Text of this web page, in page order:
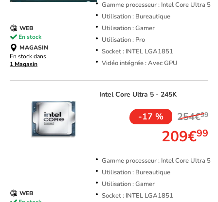
Gamme processeur : Intel Core Ultra 5
Utilisation : Bureautique
Utilisation : Gamer
Utilisation : Pro
Socket : INTEL LGA1851
Vidéo intégrée : Avec GPU
WEB
En stock
MAGASIN
En stock dans
1 Magasin
IntelCore Ultra 5 - 245K
-17 % 254€99
209€99
Gamme processeur : Intel Core Ultra 5
Utilisation : Bureautique
Utilisation : Gamer
Socket : INTEL LGA1851
WEB